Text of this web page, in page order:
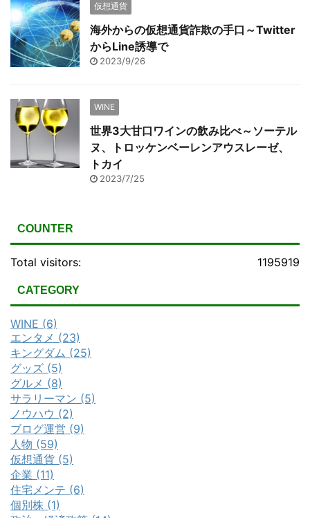
仮想通貨
海外からの仮想通貨詐欺の手口～Twitter
からLine誘導で
2023/9/26
WINE
世界3大甘口ワインの飲み比べ～ソーテル
ヌ、トロッケンベーレンアウスレーゼ、
トカイ
2023/7/25
COUNTER
1195919
Total visitors:
CATEGORY
WINE (6)
エンタメ (23)
キングダム (25)
グッズ (5)
グルメ (8)
サラリーマン (5)
ノウハウ (2)
ブログ運営 (9)
人物 (59)
仮想通貨 (5)
企業 (11)
住宅メンテ (6)
個別株 (1)